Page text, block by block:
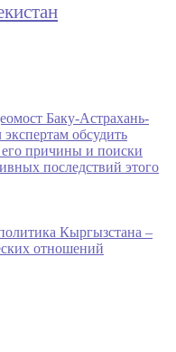
Баку-Астрахань-
обсудить
причины и поиски
последствий этого
Кыргызстана –
отношений